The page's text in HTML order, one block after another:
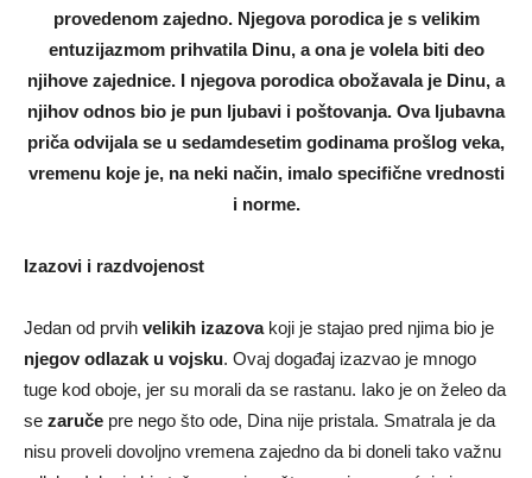
provedenom zajedno. Njegova porodica je s velikim
entuzijazmom prihvatila Dinu, a ona je volela biti deo
njihove zajednice. I njegova porodica obožavala je Dinu, a
njihov odnos bio je pun ljubavi i poštovanja. Ova ljubavna
priča odvijala se u sedamdesetim godinama prošlog veka,
vremenu koje je, na neki način, imalo specifične vrednosti
i norme.
Izazovi i razdvojenost
Jedan od prvih velikih izazovakoji je stajao pred njima bio je
njegov odlazak u vojsku. Ovaj događaj izazvao je mnogo
tuge kod oboje, jer su morali da se rastanu. Iako je on želeo da
se zaruče pre nego što ode, Dina nije pristala. Smatrala je da
nisu proveli dovoljno vremena zajedno da bi doneli tako važnu